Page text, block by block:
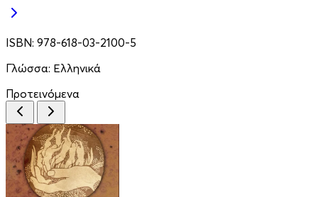
ISBN: 978-618-03-2100-5
Γλώσσα: Ελληνικά
Προτεινόμενα